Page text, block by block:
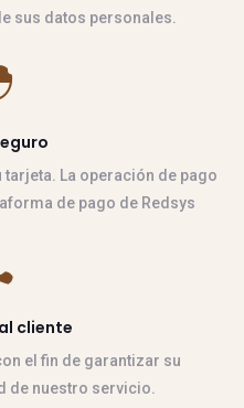
sus datos personales.
La operación de pago
de pago de Redsys
cliente
el fin de garantizar su
de nuestro servicio.